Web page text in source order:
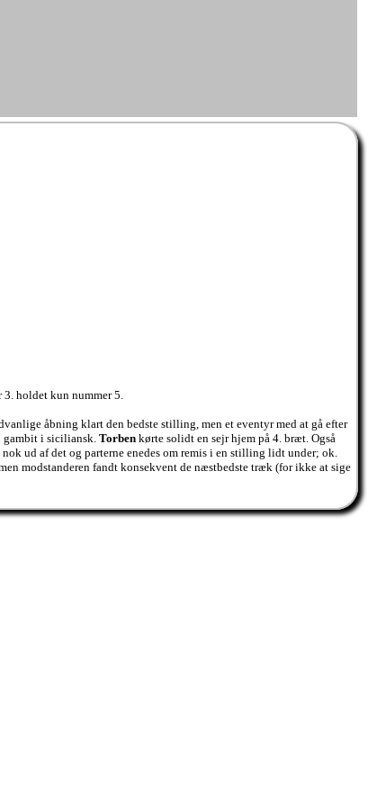
3. holdet kun nummer 5.
åbning klart den bedste stilling, men et eventyr med at gå efter
gambit i siciliansk. Torben kørte solidt en sejr hjem på 4. bræt. Også
ud af det og parterne enedes om remis i en stilling lidt under; ok.
modstanderen fandt konsekvent de næstbedste træk (for ikke at sige